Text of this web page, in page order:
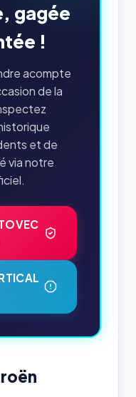
gagée
!
acompte
de la
et de
via notre